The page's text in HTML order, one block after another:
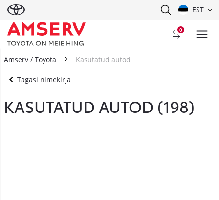
EST
0
Amserv / Toyota Kasutatud autod
Tagasi nimekirja
KASUTATUD AUTOD (198)